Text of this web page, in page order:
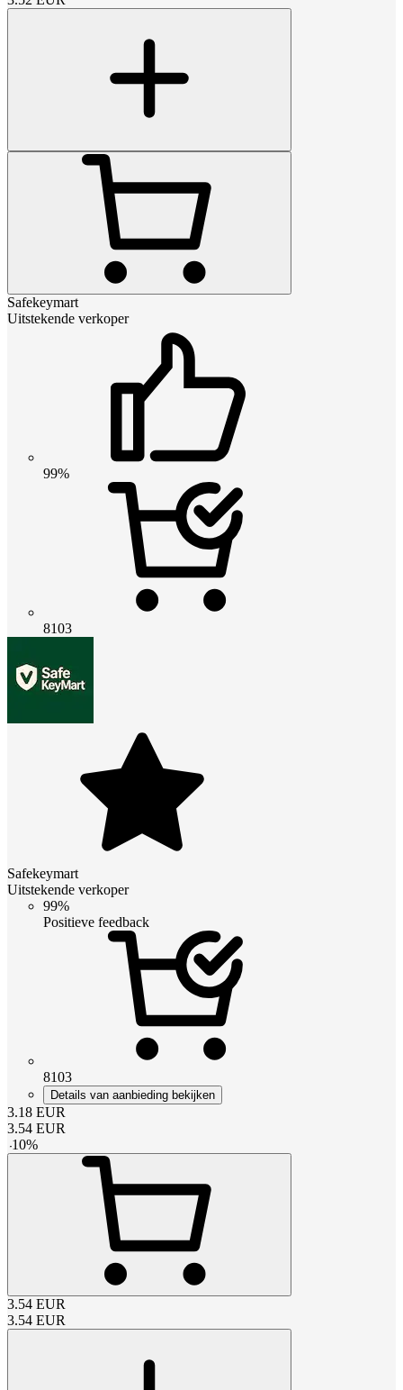
Safekeymart
Uitstekende verkoper
99%
8103
Safekeymart
Uitstekende verkoper
99%
Positieve feedback
8103
Details van aanbieding bekijken
3.18 EUR
3.54 EUR
-10%
3.54 EUR
3.54 EUR